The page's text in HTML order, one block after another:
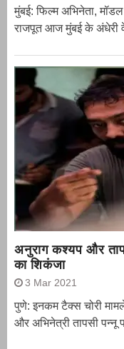
मुंबई: फिल्म अभिनेता,
राजपूत आज मुंबई के अंधेरी
अनुराग कश्यप और
का शिकंजा
3 Mar 2021
पुणे: इनकम टैक्स चोरी
और अभिनेत्री तापसी पन्नू